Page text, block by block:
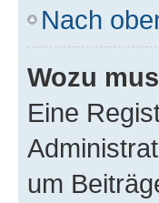
Nach
Wozu
Eine
um